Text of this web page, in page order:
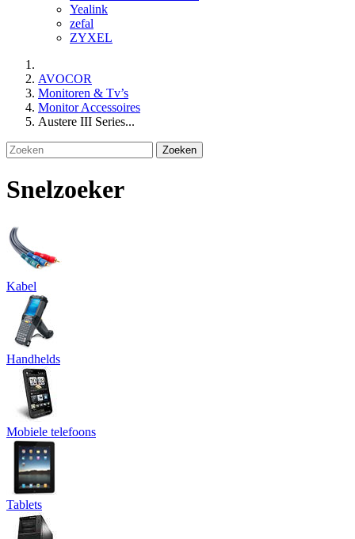
Yealink
zefal
ZYXEL
AVOCOR
Monitoren & Tv’s
Monitor Accessoires
Austere III Series...
Zoeken
Snelzoeker
Kabel
Handhelds
Mobiele telefoons
Tablets